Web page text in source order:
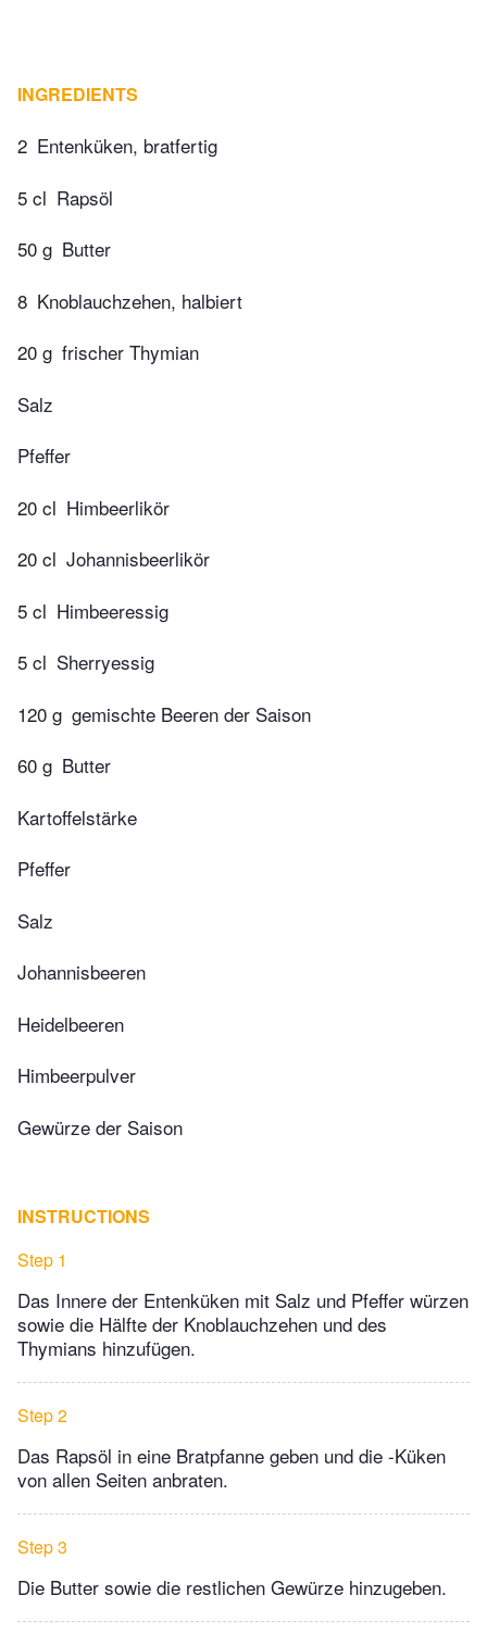
INGREDIENTS
2 Entenküken, bratfertig
5 cl Rapsöl
50 g Butter
8 Knoblauchzehen, halbiert
20 g frischer Thymian
Salz
Pfeffer
20 cl Himbeerlikör
20 cl Johannisbeerlikör
5 cl Himbeeressig
5 cl Sherryessig
120 g gemischte Beeren der Saison
60 g Butter
Kartoffelstärke
Pfeffer
Salz
Johannisbeeren
Heidelbeeren
Himbeerpulver
Gewürze der Saison
INSTRUCTIONS
Step 1
Das Innere der Entenküken mit Salz und Pfeffer würzen
sowie die Hälfte der Knoblauchzehen und des
Thymians hinzufügen.
Step 2
Das Rapsöl in eine Bratpfanne geben und die -Küken
von allen Seiten anbraten.
Step 3
Die Butter sowie die restlichen Gewürze hinzugeben.